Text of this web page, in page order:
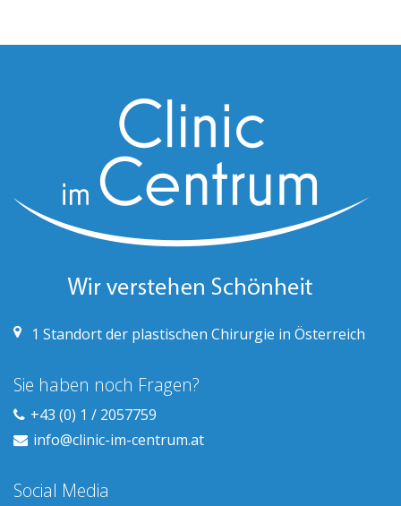
1 Standort der plastischen Chirurgie in Österreich
Sie haben noch Fragen?
+43 (0) 1 / 2057759
info@clinic-im-centrum.at
Social Media